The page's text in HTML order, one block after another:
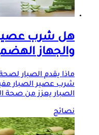
هل شرب عصير
والجهاز
ماذا يقدم الصبار
شرب عصير الصبار
الصبار يعزز من
نصائح